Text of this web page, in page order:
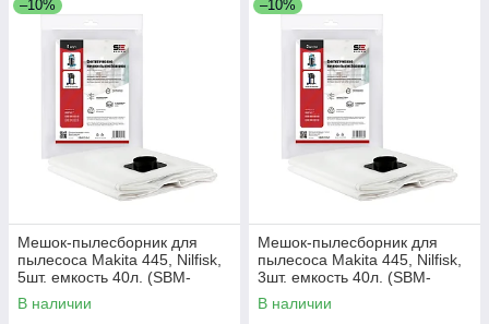
–10%
Мешок-пылесборник для
пылесоса Makita 445, Nilfisk,
5шт. емкость 40л. (SBM-
3319/5)
В наличии
–10%
Мешок-пылесборник для
пылесоса Makita 445, Nilfisk,
3шт. емкость 40л. (SBM-
3319/3)
В наличии